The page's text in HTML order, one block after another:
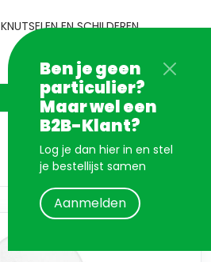
Ben je geen
particulier?
Maar wel een
B2B-Klant?
Log je dan hier in en stel
je bestellijst samen
Aanmelden
KNUTSELEN EN SCHILDEREN